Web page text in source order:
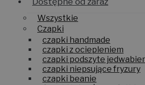
Wszystkie
Czapki
czapki handmade
czapki z ociepleniem
czapki podszyte jedwabiem
czapki niepsujące fryzury